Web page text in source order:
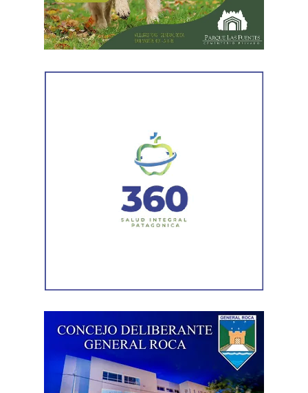
Posteriormente, personal del Gabinete de Criminalística
realizó las diligencias periciales correspondientes, entre
ellas el registro fotográfico de las prendas utilizadas por
los sospechosos, las cuales fueron incorporadas a la
investigación que continúa bajo la órbita del Ministerio